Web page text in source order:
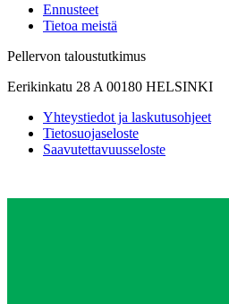
Ennusteet
Tietoa meistä
Pellervon taloustutkimus
Eerikinkatu 28 A 00180 HELSINKI
Yhteystiedot ja laskutusohjeet
Tietosuojaseloste
Saavutettavuusseloste